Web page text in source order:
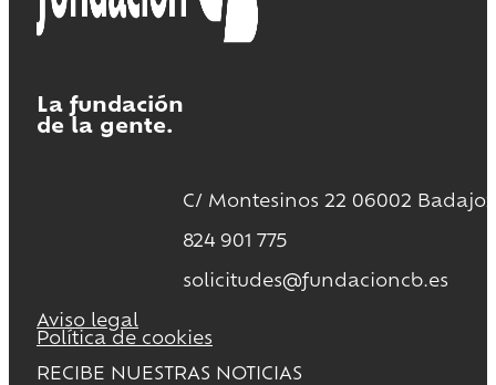
La fundación
de la gente.
C/ Montesinos 22 06002 Badajoz
824 901 775
solicitudes@fundacioncb.es
Aviso legal
Política de cookies
RECIBE NUESTRAS NOTICIAS